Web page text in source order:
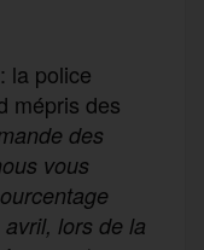
: la police
mépris des
des
vous
lors de la